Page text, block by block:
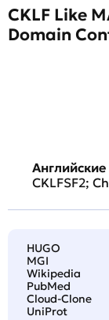
CKLF Like
Domain
CKLFSF2;
HUGO
MGI
Wikipedia
PubMed
Cloud-Clone
UniProt